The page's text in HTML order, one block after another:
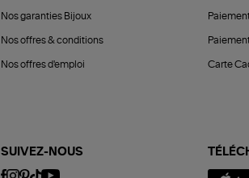
Nos garanties Bijoux
Nos offres & conditions
Nos offres d'emploi Carte
SUIVEZ-NOUS